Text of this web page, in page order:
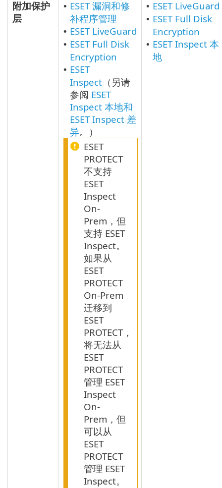
附加保护
层
• ESET 漏洞和修
补程序管理
• ESET LiveGuard
• ESET Full Disk
Encryption
• ESET
Inspect （另请
参阅 ESET
Inspect 本地和
ESET Inspect 差
异。）
ESET
PROTECT
不支持
ESET
Inspect
On-
Prem，但
支持 ESET
Inspect。
如果从
ESET
PROTECT
On-Prem
迁移到
ESET
PROTECT，
将无法从
ESET
PROTECT
管理 ESET
Inspect
On-
Prem，但
可以从
ESET
PROTECT
管理 ESET
Inspect。
• ESET LiveGuard
• ESET Full Disk
Encryption
• ESET Inspect 本
地